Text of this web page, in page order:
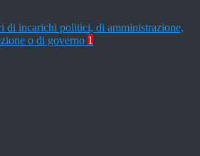
di incarichi politici, di amministrazione,
o di governo 1